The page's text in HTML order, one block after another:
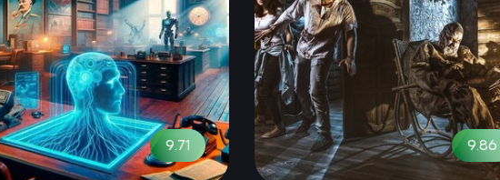
9.71 9.86